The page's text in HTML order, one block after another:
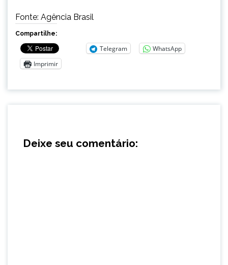
Fonte: Agência Brasil
Compartilhe:
Telegram
WhatsApp
Imprimir
Deixe seu comentário: